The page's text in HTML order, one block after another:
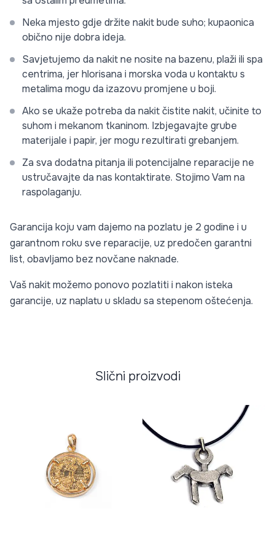
Neka mjesto gdje držite nakit bude suho; kupaonica
obično nije dobra ideja.
Savjetujemo da nakit ne nosite na bazenu, plaži ili spa
centrima, jer hlorisana i morska voda u kontaktu s
metalima mogu da izazovu promjene u boji.
Ako se ukaže potreba da nakit čistite nakit, učinite to
suhom i mekanom tkaninom. Izbjegavajte grube
materijale i papir, jer mogu rezultirati grebanjem.
Za sva dodatna pitanja ili potencijalne reparacije ne
ustručavajte da nas kontaktirate. Stojimo Vam na
raspolaganju.
Garancija koju vam dajemo na pozlatu je 2 godine i u
garantnom roku sve reparacije, uz predočen garantni
list, obavljamo bez novčane naknade.
Vaš nakit možemo ponovo pozlatiti i nakon isteka
garancije, uz naplatu u skladu sa stepenom oštećenja.
Slični proizvodi